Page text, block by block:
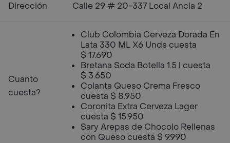
Dirección Calle 29 # 20-337 Local Ancla 2
Cuanto
cuesta?
Club Colombia Cerveza Dorada En
Lata 330 ML X6 Unds cuesta
$ 17.690
Bretana Soda Botella 1.5 l cuesta
$ 3.650
Colanta Queso Crema Fresco
cuesta $ 8.950
Coronita Extra Cerveza Lager
cuesta $ 15.950
Sary Arepas de Chocolo Rellenas
con Queso cuesta $ 9.990